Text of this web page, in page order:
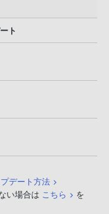
ト
デート方法
い場合は こちら
を